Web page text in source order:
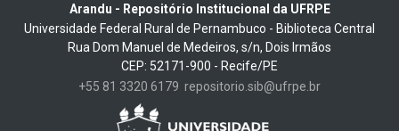
Arandu - Repositório Institucional da UFRPE
Universidade Federal Rural de Pernambuco - Biblioteca Central
Rua Dom Manuel de Medeiros, s/n, Dois Irmãos
CEP: 52171-900 - Recife/PE
+55 81 3320 6179 repositorio.sib@ufrpe.br